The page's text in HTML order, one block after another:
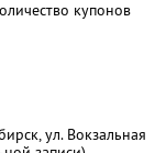
купонов
ул. Вокзальная